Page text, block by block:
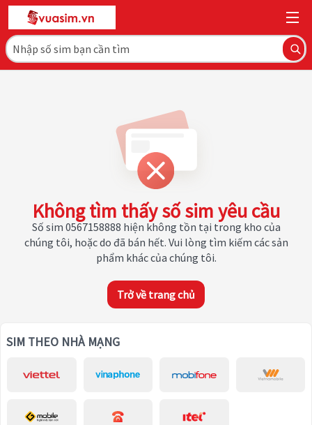
Không tìm thấy số sim yêu cầu
Số sim 0567158888 hiện không tồn tại trong kho của
chúng tôi, hoặc do đã bán hết. Vui lòng tìm kiếm các sản
phẩm khác của chúng tôi.
Trở về trang chủ
SIM THEO NHÀ MẠNG